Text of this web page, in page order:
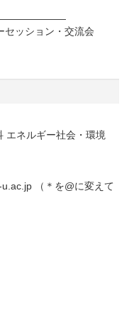
———————
ッション・交流会
エネルギー社会・環境
（＊を@に変えて